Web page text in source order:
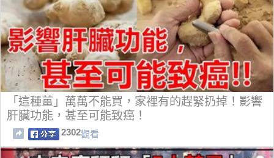
「這種薑」萬萬不能買，家裡有的趕緊扔掉！影響
肝臟功能，甚至可能致癌！
2302觀看